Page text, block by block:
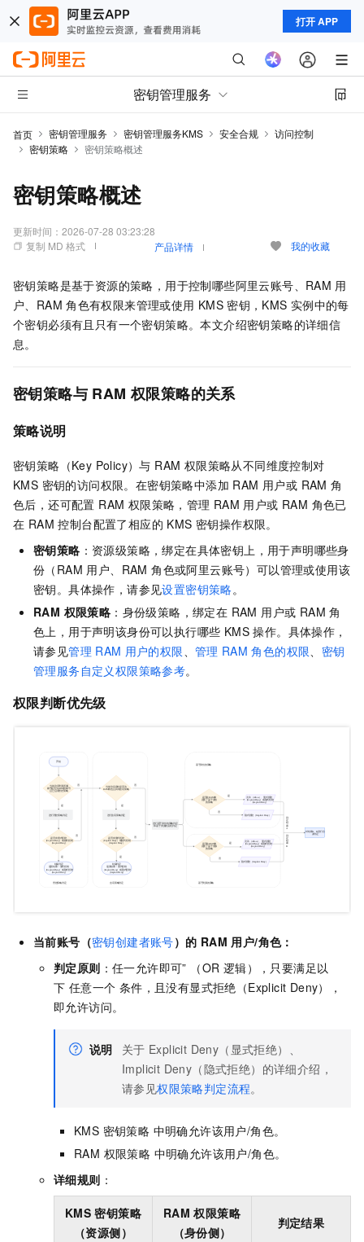
打开 APP
密钥管理服务
首页 密钥管理服务 密钥管理服务KMS 安全合规
访问控制
密钥策略
密钥策略概述
密钥策略概述
更新时间： 2026-07-28 03:23:28
复制 MD 格式
产品详情 我的收藏
密钥策略是基于资源的策略，用于控制哪些阿里云账号、RAM 用
户、RAM 角色有权限来管理或使用 KMS 密钥，KMS 实例中的每
个密钥必须有且只有一个密钥策略。本文介绍密钥策略的详细信
息。
密钥策略与 RAM 权限策略的关系
策略说明
密钥策略（Key Policy）与 RAM 权限策略从不同维度控制对
KMS 密钥的访问权限。在密钥策略中添加 RAM 用户或 RAM 角
色后，还可配置 RAM 权限策略，管理 RAM 用户或 RAM 角色已
在 RAM 控制台配置了相应的 KMS 密钥操作权限。
密钥策略 ：资源级策略，绑定在具体密钥上，用于声明哪些身
份（RAM 用户、RAM 角色或阿里云账号）可以管理或使用该
密钥。具体操作，请参见设置密钥策略。
RAM 权限策略 ：身份级策略，绑定在 RAM 用户或 RAM 角
色上，用于声明该身份可以执行哪些 KMS 操作。具体操作，
请参见管理 RAM 用户的权限 管理 RAM 角色的权限
密钥
管理服务自定义权限策略参考。
权限判断优先级
当前账号（密钥创建者账号）的 RAM 用户/角色：
判定原则 ：任一允许即可” （OR 逻辑），只要满足以
下 任意一个 条件，且没有显式拒绝（Explicit Deny），
即允许访问。
说明 关于 Explicit Deny（显式拒绝）、
Implicit Deny（隐式拒绝）的详细介绍，
请参见权限策略判定流程。
KMS 密钥策略 中明确允许该用户/角色。
RAM 权限策略 中明确允许该用户/角色。
详细规则 ：
KMS 密钥策略
（资源侧）
RAM 权限策略
（身份侧）
判定结果